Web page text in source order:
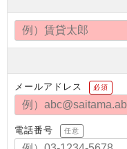
メールアドレス 必須
電話番号 任意